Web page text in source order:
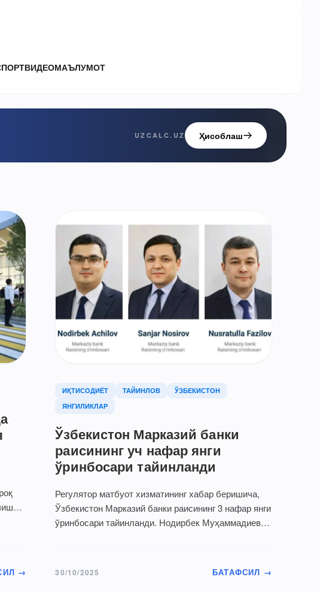
ВИДЕОМАЪЛУМОТ
UZCALC.UZ Ҳисоблаш
→
ИҚТИСОДИЁТ ТАЙИНЛОВ
ЎЗБЕКИСТОН
ЯНГИЛИКЛАР
Ўзбекистон Марказий банки
раисининг уч нафар янги
ўринбосари тайинланди
Регулятор матбуот хизматининг хабар беришича,
Ўзбекистон Марказий банки раисининг 3 нафар янги
ўринбосари тайинланди. Нодирбек Муҳаммадиевич
30/10/2025 БАТАФСИЛ →